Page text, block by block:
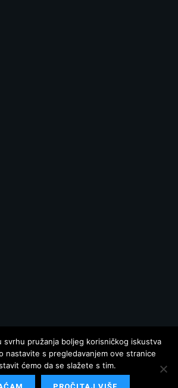
svrhu pružanja boljeg korisničkog iskustva
nastavite s pregledavanjem ove stranice
ćemo da se slažete s tim.